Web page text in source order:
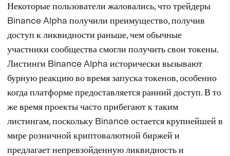
Некоторые пользователи жаловались, что трейдеры
Binance Alpha получили преимущество, получив
доступ к ликвидности раньше, чем обычные
участники сообщества смогли получить свои токены.
Листинги Binance Alpha исторически вызывают
бурную реакцию во время запуска токенов, особенно
когда платформе предоставляется ранний доступ. В то
же время проекты часто прибегают к таким
листингам, поскольку Binance остается крупнейшей в
мире розничной криптовалютной биржей и
предлагает непревзойденную ликвидность и